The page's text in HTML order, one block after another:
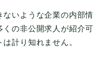
ないような企業の内部情
の非公開求人が紹介可
計り知れません。